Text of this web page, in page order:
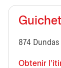
874 Dundas
Obtenir